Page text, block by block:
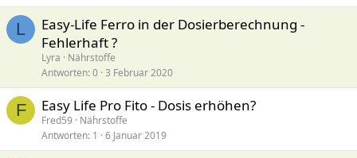
L
Easy-Life Ferro in der Dosierberechnung -
Fehlerhaft ?
Lyra
Nährstoffe
Antworten 0 3 Februar 2020
F Easy Life Pro Fito - Dosis erhöhen?
Fred59
Nährstoffe
Antworten 1 6 Januar 2019